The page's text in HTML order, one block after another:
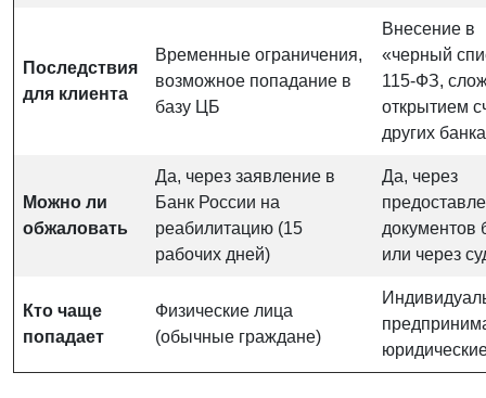
Последствия
для клиента
Временные ограничения,
возможное попадание в
базу ЦБ
Внесение в
«черный
115-ФЗ,
открытием
других
Можно ли
обжаловать
Да, через заявление в
Банк России на
реабилитацию (15
рабочих дней)
Да, через
документов
или через
Кто чаще
попадает
Физические лица
(обычные граждане)